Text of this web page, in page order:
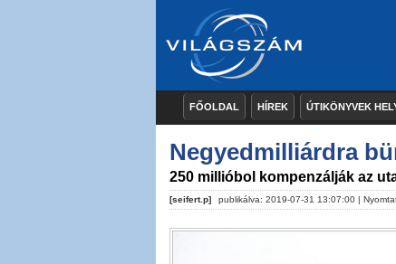
FŐOLDAL HÍREK ÚTIKÖNYVEK
Negyedmilliárdra
250 millióbol kompenzálják az
[seifert.p] publikálva: 2019-07-31 13:07:00 |